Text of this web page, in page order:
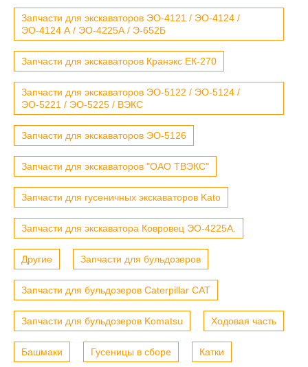
Запчасти для экскаваторов ЭО-4121 / ЭО-4124 /
ЭО-4124 А / ЭО-4225А / Э-652Б
Запчасти для экскаваторов Кранэкс ЕК-270
Запчасти для экскаваторов ЭО-5122 / ЭО-5124 /
ЭО-5221 / ЭО-5225 / ВЭКС
Запчасти для экскаваторов ЭО-5126
Запчасти для экскаваторов "ОАО ТВЭКС"
Запчасти для гусеничных экскаваторов Kato
Запчасти для экскаватора Ковровец ЭО-4225А.
Другие Запчасти для бульдозеров
Запчасти для бульдозеров Caterpillar CAT
Запчасти для бульдозеров Komatsu Ходовая часть
Башмаки Гусеницы в сборе Катки